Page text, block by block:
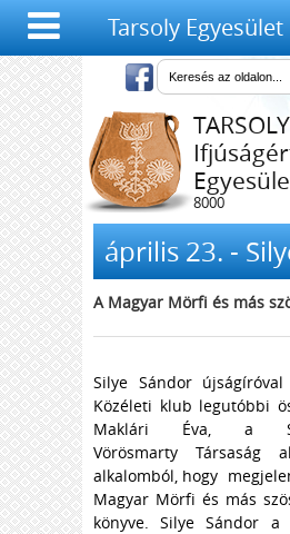
Tarsoly Egyesület
TARSOLY
8000
Salétrom u. 4-6.
április 23. -
A Magyar Mörfi és más
Silye Sándor
Közéleti klub legutóbbi
Maklári Éva, a
Vörösmarty Társaság
alkalomból, hogy
Magyar Mörfi és más
könyve. Silye Sándor